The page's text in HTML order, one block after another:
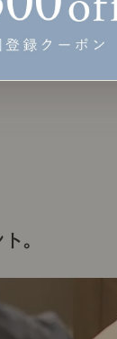
。